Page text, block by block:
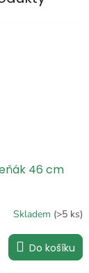
46 cm
Skladem (>5 ks)
Do košíku